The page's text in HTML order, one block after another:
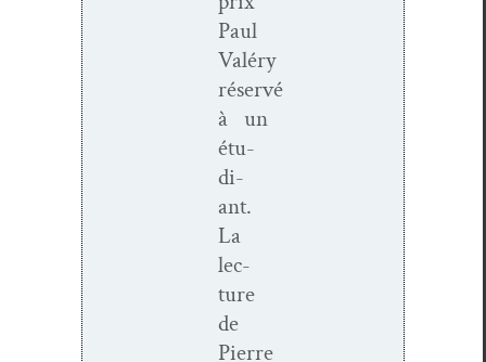
Paul
Valéry
réservé
à un
étu­
di­
ant.
La
lec­
ture
de
Pierre